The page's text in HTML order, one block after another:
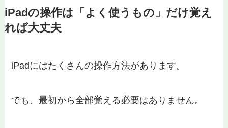
iPadの操作は「よく使うもの」だけ覚え
れば大丈夫
iPadにはたくさんの操作方法があります。
でも、最初から全部覚える必要はありません。